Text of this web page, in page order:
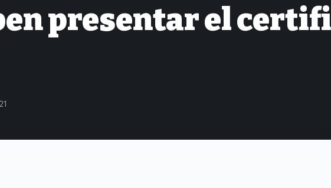
presentar el